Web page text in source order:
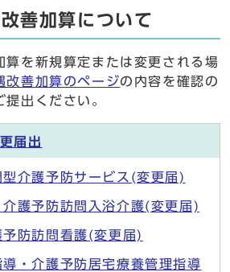
善加算について
算を新規算定または変更される場
改善加算のページの内容を確認の
出ください。
届出
介護予防サービス(変更届)
護予防訪問入浴介護(変更届)
防訪問看護(変更届)
・介護予防居宅療養管理指導